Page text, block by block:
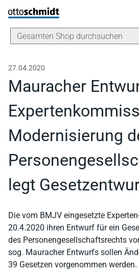
Direkt zum Inhalt
27.04.2020
Mauracher
Modernisierung
legt
Die vom BMJV eingesetzte
20.4.2020 ihren Entwurf für ein
des Personengesellschaftsrechts
sog. Mauracher Entwurfs sollen
39 Gesetzen vorgenommen werden.